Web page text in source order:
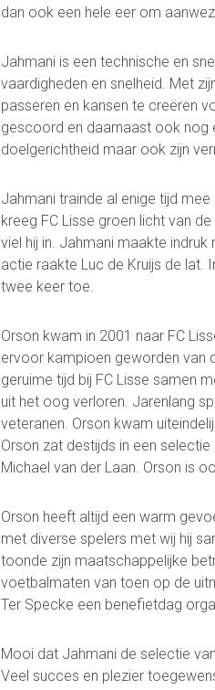
FC Lisse TV
dan ook een hele eer om
Jahmani is een technische en
vaardigheden en snelheid. Met
passeren en kansen te creëren
gescoord en daarnaast ook nog
doelgerichtheid maar ook zijn
Jahmani trainde al enige tijd
kreeg FC Lisse groen licht van
viel hij in. Jahmani maakte
actie raakte Luc de Kruijs de lat.
twee keer toe.
Orson kwam in 2001 naar FC
ervoor kampioen geworden van
geruime tijd bij FC Lisse samen
uit het oog verloren. Jarenlang
veteranen. Orson kwam
Orson zat destijds in een
Michael van der Laan. Orson is
Orson heeft altijd een warm
met diverse spelers met wij hij
toonde zijn maatschappelijke
voetbalmaten van toen op de
Ter Specke een benefietdag
Mooi dat Jahmani de selectie
Veel succes en plezier